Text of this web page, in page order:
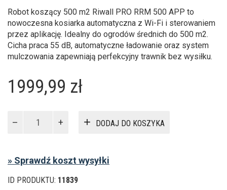
Robot koszący 500 m2 Riwall PRO RRM 500 APP to
nowoczesna kosiarka automatyczna z Wi-Fi i sterowaniem
przez aplikację. Idealny do ogrodów średnich do 500 m2.
Cicha praca 55 dB, automatyczne ładowanie oraz system
mulczowania zapewniają perfekcyjny trawnik bez wysiłku.
1999,99 zł
500
–
DODAJ DO KOSZYKA
» Sprawdź koszt wysyłki
ID PRODUKTU: 11839